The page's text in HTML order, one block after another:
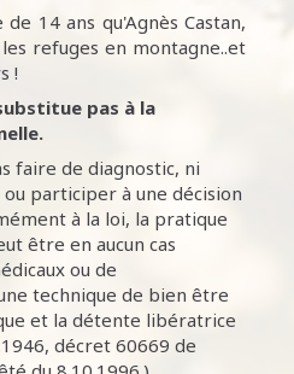
14 ans qu'Agnès Castan,
refuges en montagne..et
!
pas à la
faire de diagnostic, ni
participer à une décision
à la loi, la pratique
être en aucun cas
ou de
technique de bien être
et la détente libératrice
décret 60669 de